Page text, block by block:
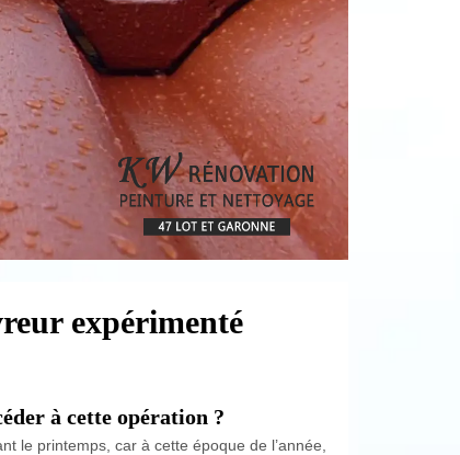
expérimenté
à cette opération ?
le printemps, car à cette époque de l’année,